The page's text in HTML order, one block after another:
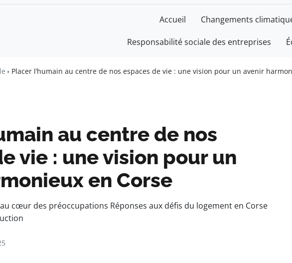
Accueil Changements
Responsabilité sociale des entreprises
Placer l’humain au centre de nos espaces de vie : une vision pour un avenir
au centre de nos
vie : une vision pour un
en Corse
cœur des préoccupations Réponses aux défis du logement en Corse